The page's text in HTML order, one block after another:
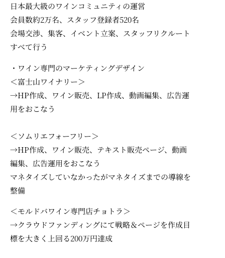
日本最大級のワインコミュニティの運営
会員数約2万名、スタッフ登録者520名
会場交渉、集客、イベント立案、スタッフリクルート
すべて行う
・ワイン専門のマーケティングデザイン
＜富士山ワイナリー＞
→HP作成、ワイン販売、LP作成、動画編集、広告運
用をおこなう
＜ソムリエフォーフリー＞
→HP作成、ワイン販売、テキスト販売ページ、動画
編集、広告運用をおこなう
マネタイズしていなかったがマネタイズまでの導線を
整備
＜モルドバワイン専門店チョトラ＞
→クラウドファンディングにて戦略＆ページを作成目
標を大きく上回る200万円達成